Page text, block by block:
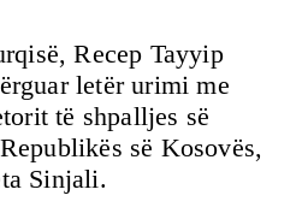
Recep Tayyip
letër urimi me
të shpalljes së
së Kosovës,
Sinjali.